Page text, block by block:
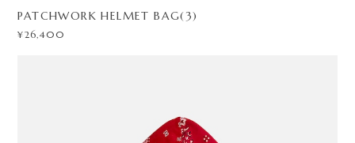
PATCHWORK HELMET BAG(3)
¥26,400